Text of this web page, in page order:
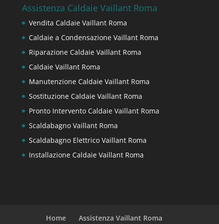
Assistenza Caldaie Vaillant Roma
Vendita Caldaie Vaillant Roma
Caldaie a Condensazione Vaillant Roma
Riparazione Caldaie Vaillant Roma
Caldaie Vaillant Roma
Manutenzione Caldaie Vaillant Roma
Sostituzione Caldaie Vaillant Roma
Pronto Intervento Caldaie Vaillant Roma
Scaldabagno Vaillant Roma
Scaldabagno Elettrico Vaillant Roma
Installazione Caldaie Vaillant Roma
Home
Assistenza Vaillant Roma